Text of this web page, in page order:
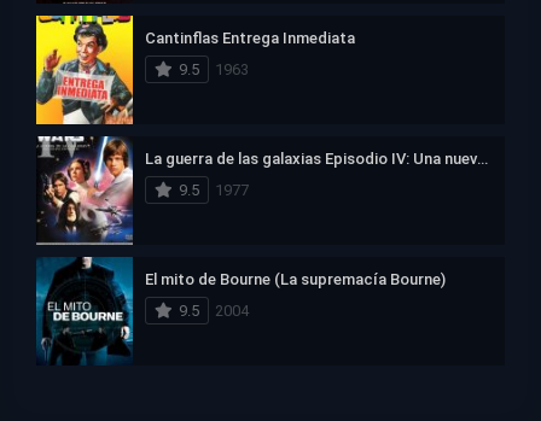
Cantinflas Entrega Inmediata
9.5
1963
La guerra de las galaxias Episodio IV: Una nueva esperanza
9.5
1977
El mito de Bourne (La supremacía Bourne)
9.5
2004